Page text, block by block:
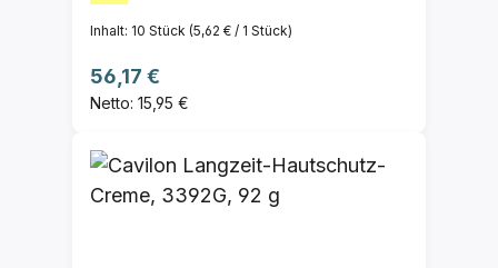
Inhalt: 10 Stück (5,62 € / 1 Stück)
Regulärer Preis:
56,17 €
Netto: 15,95 €